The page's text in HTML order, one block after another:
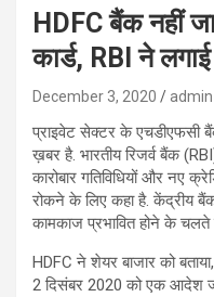
HDFC बैंक नहीं
कार्ड, RBI ने
December 3, 2020 admin
प्राइवेट सेक्टर के एचडीएफसी
ख़बर है. भारतीय रिजर्व बैंक
कारोबार गतिविधियों और नए
रोकने के लिए कहा है. केंद्रीय
कामकाज प्रभावित होने के
HDFC ने शेयर बाजार को
2 दिसंबर 2020 को एक आदेश